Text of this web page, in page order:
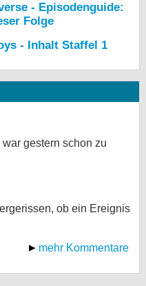
- Episodenguide:
Folge
- Inhalt Staffel 1
gestern schon zu
ob ein Ereignis
mehr Kommentare